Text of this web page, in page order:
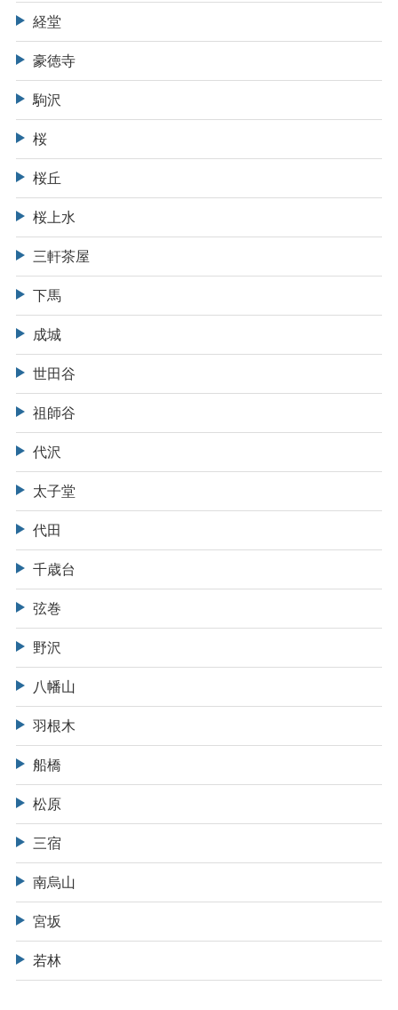
経堂
豪徳寺
駒沢
桜
桜丘
桜上水
三軒茶屋
下馬
成城
世田谷
祖師谷
代沢
太子堂
代田
千歳台
弦巻
野沢
八幡山
羽根木
船橋
松原
三宿
南烏山
宮坂
若林